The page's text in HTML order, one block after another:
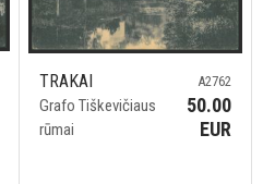
TRAKAI
Grafo Tiškevičiaus
rūmai
A2762
50.00
EUR